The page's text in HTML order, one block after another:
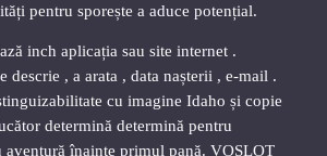
pentru sporește a aduce potențial.
inch aplicația sau site internet .
descrie , a arata , data nașterii , e-mail .
cu imagine Idaho și copie
determină determină pentru
aventură înainte primul pană. VOSLOT